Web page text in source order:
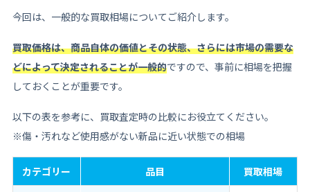
今回は、一般的な買取相場についてご紹介します。
買取価格は、商品自体の価値とその状態、さらには市場の需要な
どによって決定されることが一般的ですので、事前に相場を把握
しておくことが重要です。
以下の表を参考に、買取査定時の比較にお役立てください。
※傷・汚れなど使用感がない新品に近い状態での相場
カテゴリー 品目 買取相場